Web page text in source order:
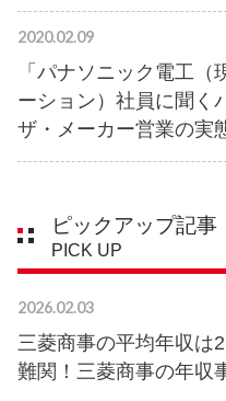
2020.02.09
「パナソニック電工（
ーション）社員に聞く
ザ・メーカー営業の実
ピックアップ記事
PICK UP
2026.02.03
三菱商事の平均年収は
難関！三菱商事の年収